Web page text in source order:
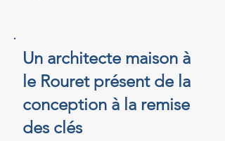
Un architecte maison à
le Rouret présent de la
conception à la remise
des clés